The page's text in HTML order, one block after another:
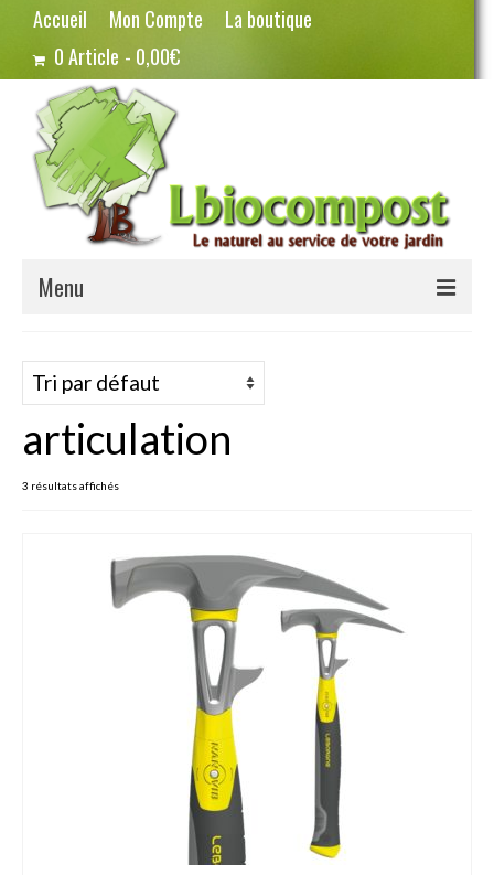
Accueil Mon Compte
La boutique
0 Article
0,00€
Menu
Potager – Graines
Haricots
Pois
Oignons – Ail – Echalotte
Graines en Sachets
Aromatiques
Fraicheurs d’Antan
articulation
3 résultats affichés